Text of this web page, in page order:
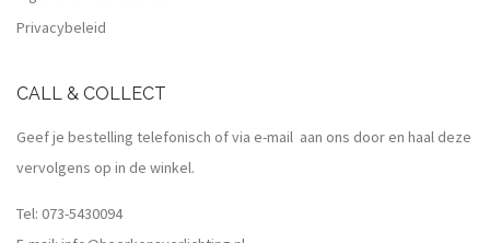
Privacybeleid
CALL & COLLECT
Geef je bestelling telefonisch of via e-mail aan ons door en haal deze
vervolgens op in de winkel.
Tel: 073-5430094